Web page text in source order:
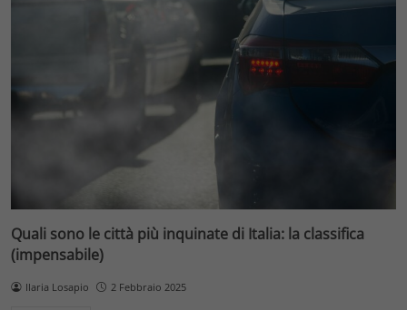
Quali sono le città più inquinate di Italia: la classifica
(impensabile)
Ilaria Losapio 2 Febbraio 2025